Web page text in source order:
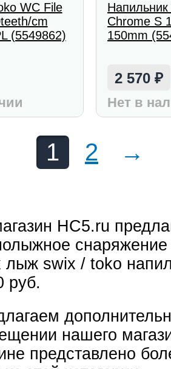
WC File
cm
(5549862)
Chrome S
150mm
2 570₽
Нет в
1 2 →
HC5.ru
лыж swix / toko
руб.
нашего
представлено